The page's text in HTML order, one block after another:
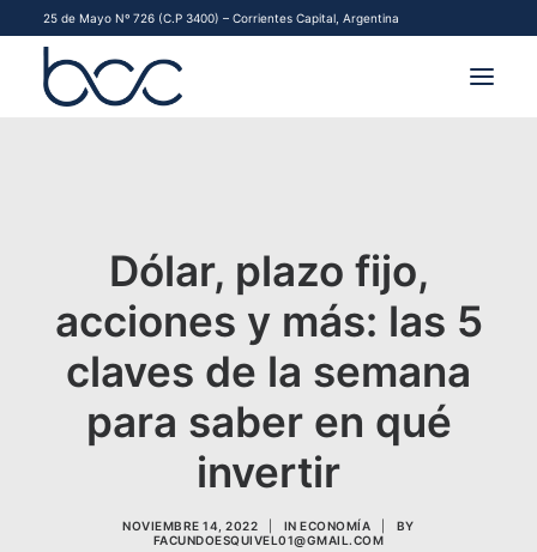
25 de Mayo Nº 726 (C.P 3400) – Corrientes Capital, Argentina
FINANCIAMIENTO PYME
CONTACTO
Dólar, plazo fijo,
acciones y más: las 5
claves de la semana
para saber en qué
invertir
NOVIEMBRE 14, 2022 INECONOMÍA
BY
FACUNDOESQUIVEL01@GMAIL.COM